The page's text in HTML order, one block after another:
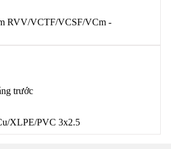
RVV/VCTF/VCSF/VCm -
trước
XLPE/PVC 3x2.5